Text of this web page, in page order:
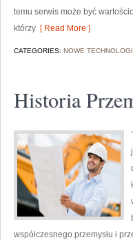
temu serwis może być
którzy [ Read More ]
CATEGORIES: NOWE
Historia
współczesnego przemysłu i